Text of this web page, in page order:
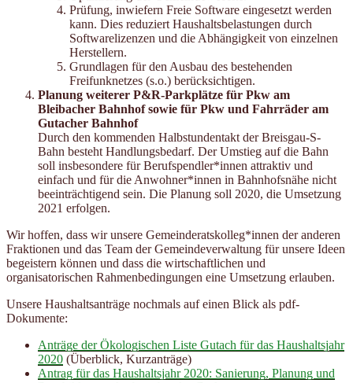
Prüfung, inwiefern Freie Software eingesetzt werden
kann. Dies reduziert Haus­haltsbelastungen durch
Softwarelizenzen und die Abhängigkeit von einzelnen
Herstellern.
Grundlagen für den Ausbau des bestehenden
Freifunknetzes (s.o.) berücksichti­gen.
Planung weiterer P&R-Parkplätze für Pkw am
Bleibacher Bahnhof sowie für Pkw und Fahrräder am
Gutacher Bahnhof
Durch den kommenden Halbstundentakt der Breisgau-S-
Bahn besteht Handlungsbedarf. Der Umstieg auf die Bahn
soll insbesondere für Berufspendler*innen attraktiv und
einfach und für die Anwohner*innen in Bahnhofsnähe nicht
beeinträchtigend sein. Die Planung soll 2020, die Umsetzung
2021 erfolgen.
Wir hoffen, dass wir unsere Gemeinderatskolleg*innen der anderen
Fraktionen und das Team der Gemeindeverwaltung für unsere Ideen
begeistern können und dass die wirtschaftlichen und
organisatorischen Rahmenbedingungen eine Umsetzung erlauben.
Unsere Haushaltsanträge nochmals auf einen Blick als pdf-
Dokumente:
Anträge der Ökologischen Liste Gutach für das Haushaltsjahr
2020 (Überblick, Kurzanträge)
Antrag für das Haushaltsjahr 2020: Sanierung, Planung und